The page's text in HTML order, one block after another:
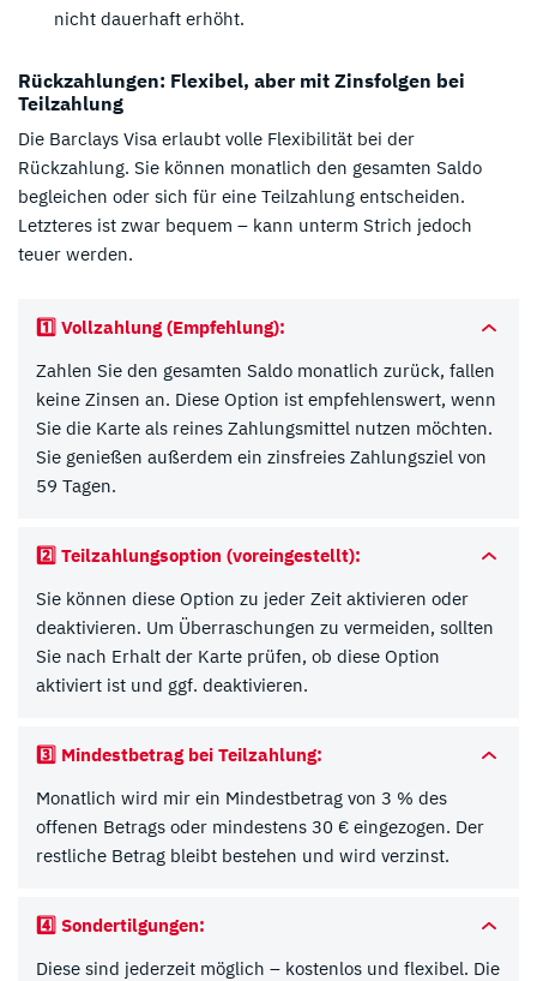
nicht dauerhaft erhöht.
Rückzahlungen: Flexibel, aber mit Zinsfolgen bei
Teilzahlung
Die Barclays Visa erlaubt volle Flexibilität bei der
Rückzahlung. Sie können monatlich den gesamten Saldo
begleichen oder sich für eine Teilzahlung entscheiden.
Letzteres ist zwar bequem – kann unterm Strich jedoch
teuer werden.
1️⃣ Vollzahlung (Empfehlung):
Zahlen Sie den gesamten Saldo monatlich zurück, fallen
keine Zinsen an. Diese Option ist empfehlenswert, wenn
Sie die Karte als reines Zahlungsmittel nutzen möchten.
Sie genießen außerdem ein zinsfreies Zahlungsziel von
59 Tagen.
2️⃣ Teilzahlungsoption (voreingestellt):
Sie können diese Option zu jeder Zeit aktivieren oder
deaktivieren. Um Überraschungen zu vermeiden, sollten
Sie nach Erhalt der Karte prüfen, ob diese Option
aktiviert ist und ggf. deaktivieren.
3️⃣ Mindestbetrag bei Teilzahlung:
Monatlich wird mir ein Mindestbetrag von 3 % des
offenen Betrags oder mindestens 30 € eingezogen. Der
restliche Betrag bleibt bestehen und wird verzinst.
4️⃣ Sondertilgungen:
Diese sind jederzeit möglich – kostenlos und flexibel. Die